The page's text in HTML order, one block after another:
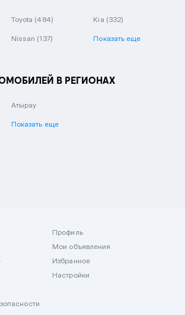
Toyota (484) Kia (332)
Nissan (137) Показать еще
В РЕГИОНАХ
Атырау
Показать еще
Профиль
Мои объявления
Избранное
Настройки